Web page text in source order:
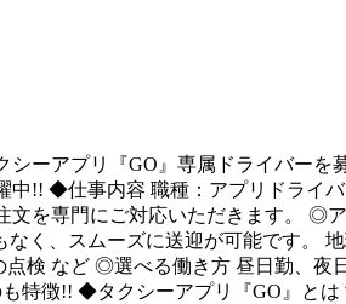
シーアプリ『GO』専属ドライバー
中!! ◆仕事内容 職種：アプリドライ
文を専門にご対応いただきます。 ◎
なく、スムーズに送迎が可能です。
検 など ◎選べる働き方 昼日勤、
特徴!! ◆タクシーアプリ『GO』と